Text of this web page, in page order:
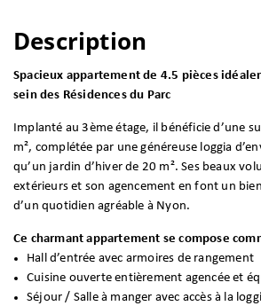
Description
Spacieux appartement de 4.5 pièces
sein des Résidences du Parc
Implanté au 3ème étage, il bénéficie d’une
m², complétée par une généreuse loggia
qu’un jardin d’hiver de 20 m². Ses beaux
extérieurs et son agencement en font un
d’un quotidien agréable à Nyon.
Ce charmant appartement se compose
Hall d’entrée avec armoires de rangement
Cuisine ouverte entièrement agencée et
Séjour / Salle à manger avec accès à la